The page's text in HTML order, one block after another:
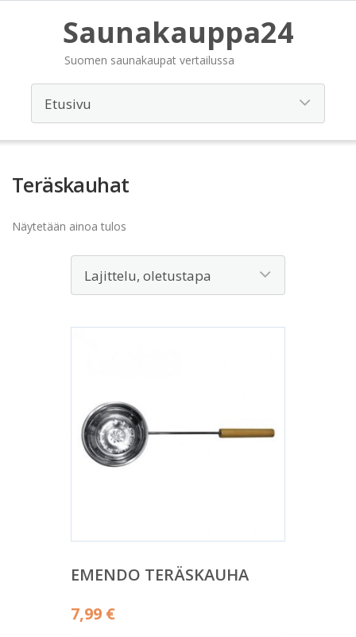
Saunakauppa24
Suomen saunakaupat vertailussa
Teräskauhat
Näytetään ainoa tulos
EMENDO TERÄSKAUHA
7,99 €